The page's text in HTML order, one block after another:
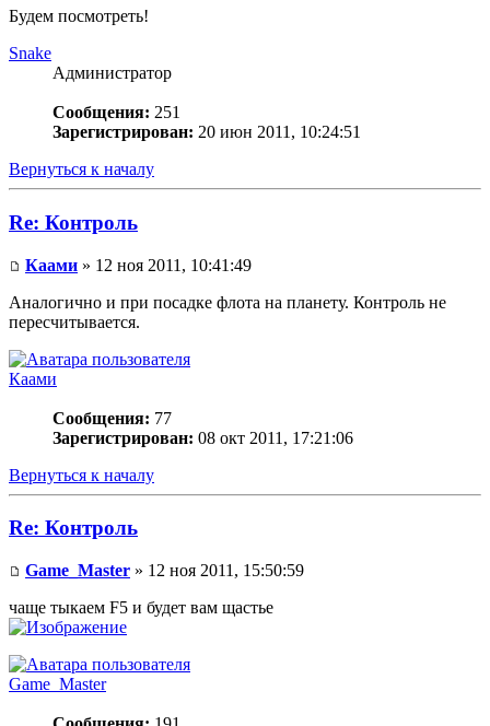
Будем посмотреть!
Snake
Администратор
Сообщения: 251
Зарегистрирован: 20 июн 2011, 10:24:51
Вернуться к началу
Re: Контроль
Каами » 12 ноя 2011, 10:41:49
Аналогично и при посадке флота на планету. Контроль не
пересчитывается.
Каами
Сообщения: 77
Зарегистрирован: 08 окт 2011, 17:21:06
Вернуться к началу
Re: Контроль
Game_Master » 12 ноя 2011, 15:50:59
чаще тыкаем F5 и будет вам щастье
Game_Master